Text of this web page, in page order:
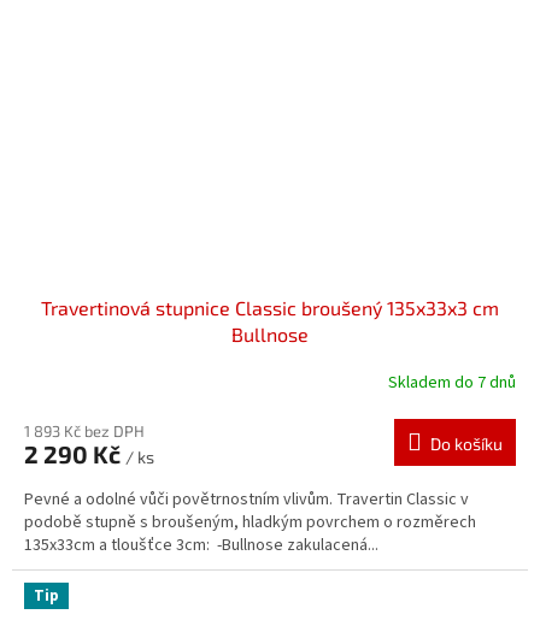
Travertinová stupnice Classic broušený 135x33x3 cm
Bullnose
Skladem do 7 dnů
1 893 Kč bez DPH
2 290 Kč / ks
Do košíku
Pevné a odolné vůči povětrnostním vlivům. Travertin Classic v
podobě stupně s broušeným, hladkým povrchem o rozměrech
135x33cm a tloušťce 3cm: -Bullnose zakulacená...
Tip